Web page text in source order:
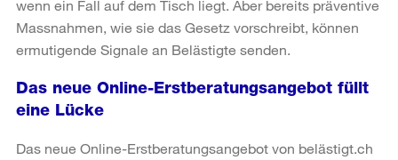
wenn ein Fall auf dem Tisch liegt. Aber bereits präventive
Massnahmen, wie sie das Gesetz vorschreibt, können
ermutigende Signale an Belästigte senden.
Das neue Online-Erstberatungsangebot füllt
eine Lücke
Das neue Online-Erstberatungsangebot von belästigt.ch